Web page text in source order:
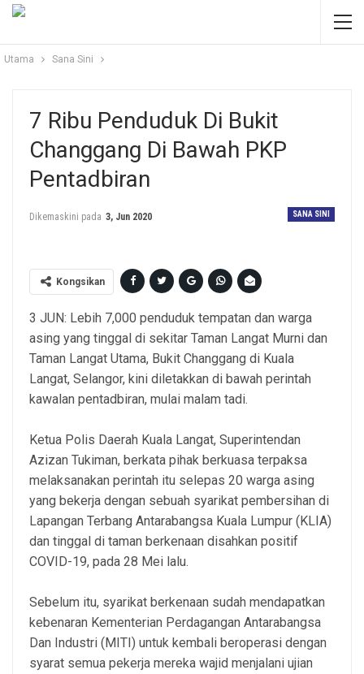
Utama Sana Sini
7 Ribu Penduduk Di Bukit
Changgang Di Bawah PKP
Pentadbiran
SANA SINI
Dikemaskini pada 3, Jun 2020
Kongsikan
3 JUN: Lebih 7,000 penduduk tempatan dan warga
asing yang tinggal di sekitar Taman Langat Murni dan
Taman Langat Utama, Bukit Changgang di Kuala
Langat, Selangor, kini diletakkan di bawah perintah
kawalan pentadbiran, mulai malam tadi.
Ketua Polis Daerah Kuala Langat, Superintendan
Azizan Tukiman, berkata pihak berkuasa terpaksa
melaksanakan perintah itu selepas 20 warga asing
yang bekerja dengan sebuah syarikat pembersihan di
Lapangan Terbang Antarabangsa Kuala Lumpur (KLIA)
dan tinggal di taman berkenaan disahkan positif
COVID-19, pada 28 Mei lalu.
Sebelum itu, syarikat berkenaan sudah mendapatkan
kebenaran Kementerian Perdagangan Antarabangsa
Dan Industri (MITI) untuk kembali beroperasi dengan
syarat semua pekerja mereka wajid menjalani ujian